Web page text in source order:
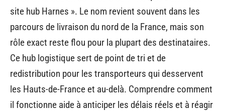
site hub Harnes ». Le nom revient souvent dans les
parcours de livraison du nord de la France, mais son
rôle exact reste flou pour la plupart des destinataires.
Ce hub logistique sert de point de tri et de
redistribution pour les transporteurs qui desservent
les Hauts-de-France et au-delà. Comprendre comment
il fonctionne aide à anticiper les délais réels et à réagir